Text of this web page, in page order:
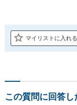
マイリストに入れる
この質問に回答し